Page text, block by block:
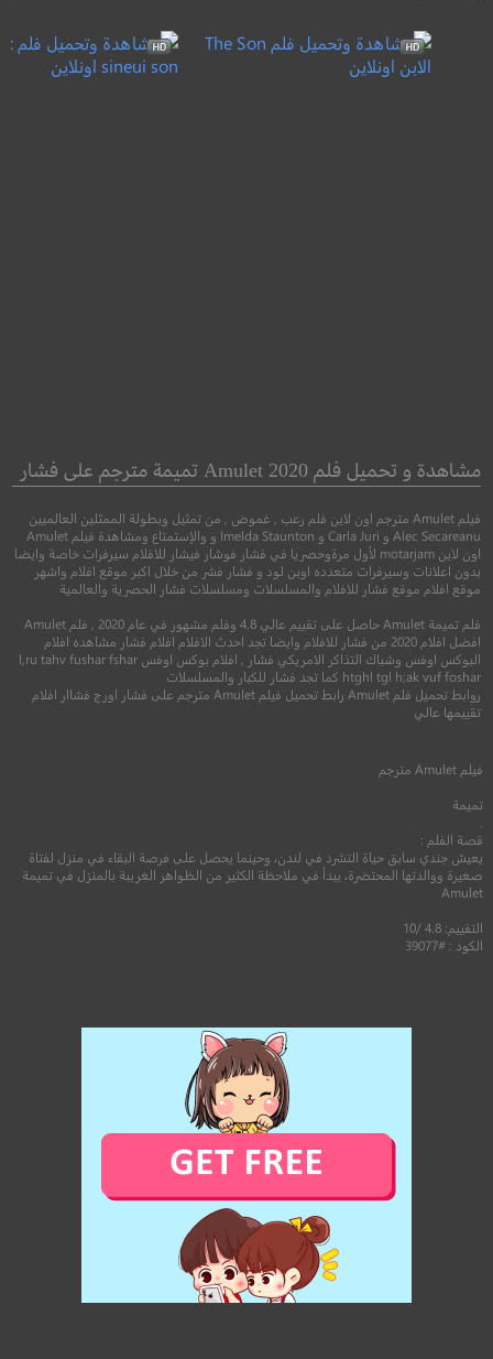
الابن
اثارة
مشاهدة و تحميل فلم Amulet 2020 تميمة مترجم على فشار
فيلم Amulet مترجم اون لاين فلم رعب , غموض , من تمثيل وبطولة الممثلين العالميين
Alec Secareanu و Carla Juri و Imelda Staunton و والإستمتاع ومشاهدة فيلم Amulet
اون لاين motarjam لأول مرةوحصريا في فشار فوشار فيشار للافلام سيرفرات خاصة وايضا
بدون اعلانات وسيرفرات متعدده اوبن لود و فشار فشر من خلال اكبر موقع افلام واشهر
موقع افلام موقع فشار للافلام والمسلسلات ومسلسلات فشار الحصرية والعالمية
فلم تميمة Amulet حاصل على تقييم عالي 4.8 وفلم مشهور في عام 2020 , فلم Amulet
افضل افلام 2020 من فشار للافلام وايضا تجد احدث الافلام افلام فشار مشاهده افلام
البوكس اوفس وشباك التذاكر الامريكي فشار , افلام بوكس اوفس l,ru tahv fushar fshar
htghl tgl h;ak vuf foshar كما تجد فشار للكبار والمسلسلات
روابط تحميل فلم Amulet رابط تحميل فيلم Amulet مترجم على فشار اورج فشاار افلام
تقييمها عالي
فيلم Amulet مترجم
تميمة
قصة الفلم :
يعيش جندي سابق حياة التشرد في لندن، وحينما يحصل على فرصة البقاء في منزل لفتاة
صغيرة ووالدتها المحتضرة، يبدأ في ملاحظة الكثير من الظواهر الغريبة بالمنزل في تميمة
Amulet
التقييم: 4.8 /10
الكود : #39077